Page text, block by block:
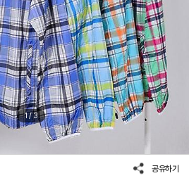
1/3
공유하기